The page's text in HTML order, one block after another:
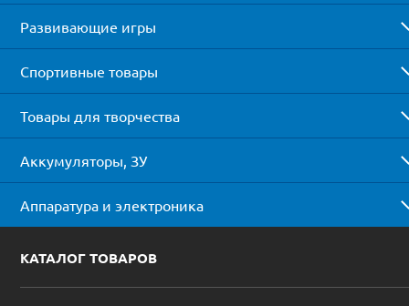
Развивающие игры
Спортивные товары
Товары для творчества
Аккумуляторы, ЗУ
Аппаратура и электроника
КАТАЛОГ ТОВАРОВ